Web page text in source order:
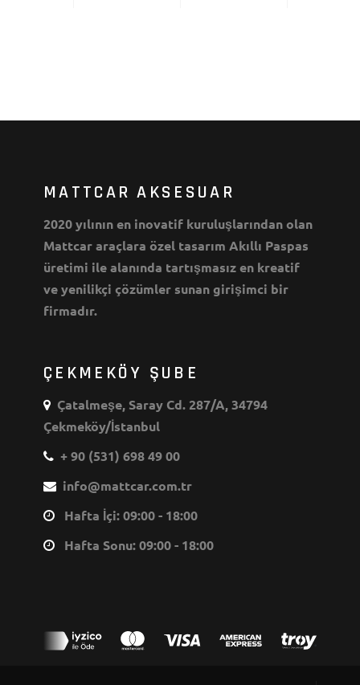
MATTCAR AKSESUAR
2020 yılının en inovatif kuruluşlarından olan
Mattcar araçlara özel tasarım Akıllı Paspas
üretimi ile alanında tartışmasız en kreatif
ve yenilikçi çözümler sunan girişimci bir
firmadır.
ÇEKMEKÖY ŞUBE
Çatalmeşe, Saray Cd. 287/A, 34794
Çekmeköy/İstanbul
+ 90 (531) 698 49 00
info@mattcar.com.tr
Hafta İçi: 09:00 - 18:00
Hafta Sonu: 09:00 - 18:00